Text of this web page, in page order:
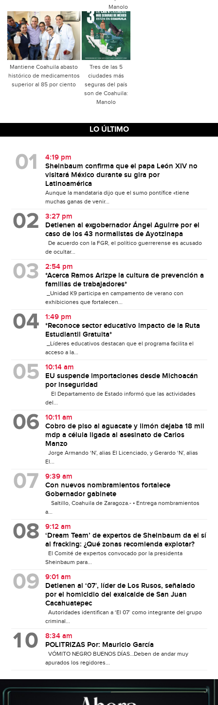
Manolo
Mantiene Coahuila abasto
histórico de medicamentos
superior al 85 por ciento
Tres de las 5
ciudades más
seguras del país
son de Coahuila:
Manolo
LO ÚLTIMO
4:19 pm
Sheinbaum confirma que el papa León XIV no
visitará México durante su gira por
Latinoamérica
Aunque la mandataria dijo que el sumo pontífice «tiene
muchas ganas de venir...
3:27 pm
Detienen al exgobernador Ángel Aguirre por el
caso de los 43 normalistas de Ayotzinapa
De acuerdo con la FGR, el político guerrerense es acusado
de ocultar...
2:54 pm
*Acerca Ramos Arizpe la cultura de prevención a
familias de trabajadores*
_Unidad K9 participa en campamento de verano con
exhibiciones que fortalecen...
1:49 pm
*Reconoce sector educativo impacto de la Ruta
Estudiantil Gratuita*
_Líderes educativos destacan que el programa facilita el
acceso a la...
10:14 am
EU suspende importaciones desde Michoacán
por inseguridad
El Departamento de Estado informó que las actividades
del...
10:11 am
Cobro de piso al aguacate y limón dejaba 18 mil
mdp a célula ligada al asesinato de Carlos
Manzo
Jorge Armando ‘N’, alias El Licenciado, y Gerardo ‘N’, alias
El...
9:39 am
Con nuevos nombramientos fortalece
Gobernador gabinete
Saltillo, Coahuila de Zaragoza.- • Entrega nombramientos
a...
9:12 am
‘Dream Team’ de expertos de Sheinbaum da el sí
al fracking: ¿Qué zonas recomienda explotar?
El Comité de expertos convocado por la presidenta
Sheinbaum para...
9:01 am
Detienen al ‘07′, líder de Los Rusos, señalado
por el homicidio del exalcalde de San Juan
Cacahuatepec
Autoridades identifican a ‘El 07’ como integrante del grupo
criminal...
8:34 am
POLITRIZAS Por: Mauricio García
VÓMITO NEGRO BUENOS DÍAS…Deben de andar muy
apurados los regidores...